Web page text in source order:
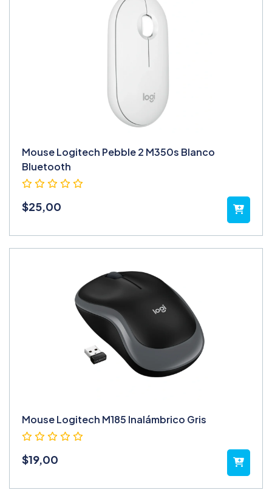
Mouse Logitech Pebble 2 M350s Blanco
Bluetooth
$25,00
Mouse Logitech M185 Inalámbrico Gris
$19,00